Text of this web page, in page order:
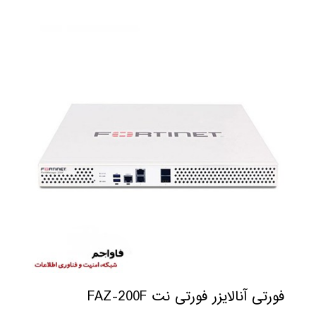
فورتی آنالایزر فورتی نت FAZ-200F